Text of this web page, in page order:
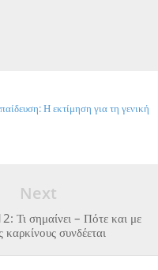
Η εκτίμηση για τη γενική
Next
Τι σημαίνει – Πότε και με
καρκίνους συνδέεται